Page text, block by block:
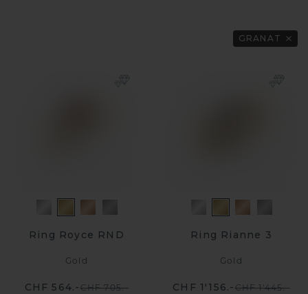
GRANAT
Ring Royce RND
Gold
CHF 564.- CHF 705.-
Ring Rianne 3
Gold
CHF 1'156.- CHF 1'445.-